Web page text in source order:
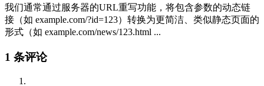
我们通常通过服务器的URL重写功能，将包含参数的动态链
接（如 example.com/?id=123）转换为更简洁、类似静态页面的
形式（如 example.com/news/123.html ...
1 条评论